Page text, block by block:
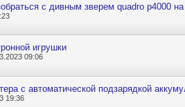
с дивным зверем quadro p4000
игрушки
09:06
с автоматической подзарядкой
19:36